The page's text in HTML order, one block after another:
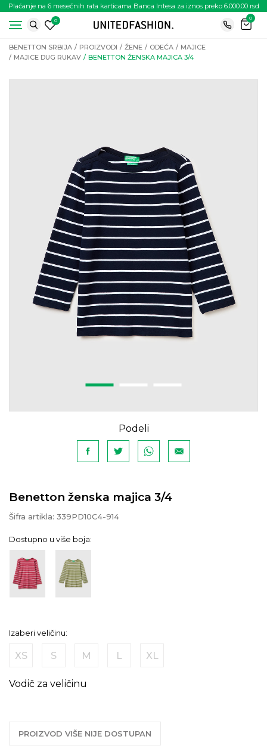
Plaćanje na 6 mesečnih rata karticama Banca Intesa za iznos preko 6.000.00 rsd
0
0
BENETTON SRBIJA PROIZVODI ŽENE ODEĆA
MAJICE
MAJICE DUG RUKAV
BENETTON ŽENSKA MAJICA 3/4
Podeli
Benetton ženska majica 3/4
Šifra artikla: 339PD10C4-914
Dostupno u više boja:
Izaberi veličinu:
XS S M L XL
Vodič za veličinu
PROIZVOD VIŠE NIJE DOSTUPAN